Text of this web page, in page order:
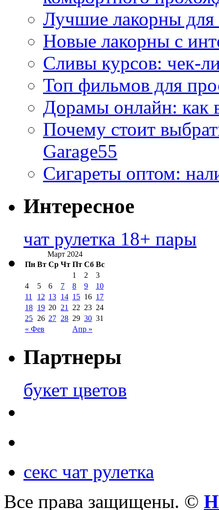
Лучшие лакорны для
Новые лакорны с
Сливы курсов: чек-
Топ фильмов для
Дорамы онлайн: как
Почему стоит
Garage55
Сигареты оптом:
Интересное
чат рулетка 18+ пары
Март 2024
Пн Вт Ср Чт Пт Сб Вс
« Фев Апр »
1 2
3
4
5 6 7 8 9
10
11
12 13 14 15 16 17
18 19 20 21 22 23 24
25 26 27 28 29 30 31
Партнеры
букет цветов
секс чат рулетка
Все права защищены. ©